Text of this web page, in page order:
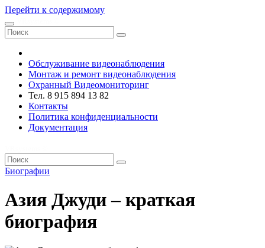
Перейти к содержимому
Обслуживание видеонаблюдения
Монтаж и ремонт видеонаблюдения
Охранный Видеомониторинг
Тел. 8 915 894 13 82
Контакты
Политика конфиденциальности
Документация
Биографии
Азия Джуди – краткая
биография